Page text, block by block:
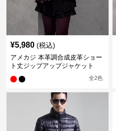
¥5,980 (税込)
アメカジ 本革調合成皮革ショー
ト丈ジップアップジャケット
全2色